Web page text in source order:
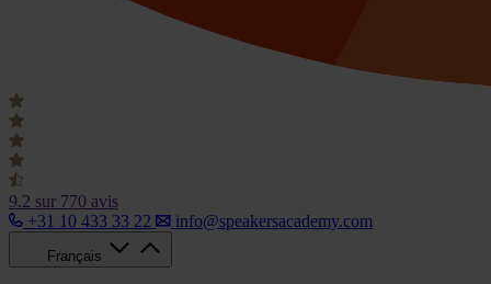
9.2 sur 770 avis
+31 10 433 33 22
info@speakersacademy.com
Français